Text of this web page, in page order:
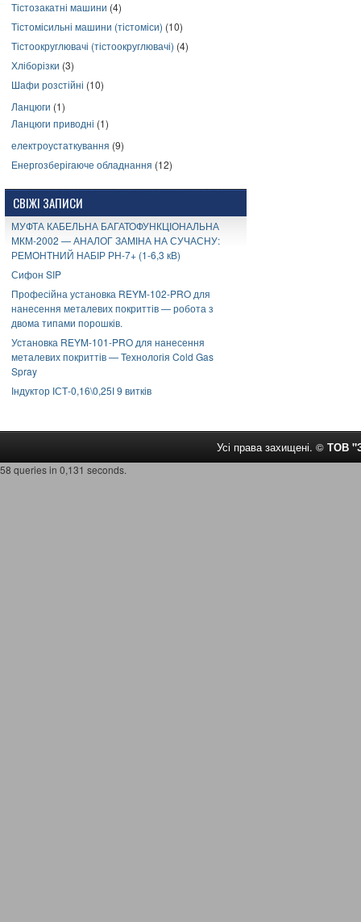
Тістозакатні машини (4)
Тістомісильні машини (тістоміси) (10)
Тістоокруглювачі (тістоокруглювачі) (4)
Хліборізки (3)
Шафи розстійні (10)
Ланцюги (1)
Ланцюги приводні (1)
електроустаткування (9)
Енергозберігаюче обладнання (12)
СВІЖІ ЗАПИСИ
МУФТА КАБЕЛЬНА БАГАТОФУНКЦІОНАЛЬНА
МКМ-2002 — АНАЛОГ ЗАМІНА НА СУЧАСНУ:
РЕМОНТНИЙ НАБІР РН-7+ (1-6,3 кВ)
Сифон SIP
Професійна установка REYM-102-PRO для
нанесення металевих покриттів — робота з
двома типами порошків.
Установка REYM-101-PRO для нанесення
металевих покриттів — Технологія Cold Gas
Spray
Індуктор ІСТ-0,16\0,25І 9 витків
Усі права захищені. © ТОВ
58 queries in 0,131 seconds.